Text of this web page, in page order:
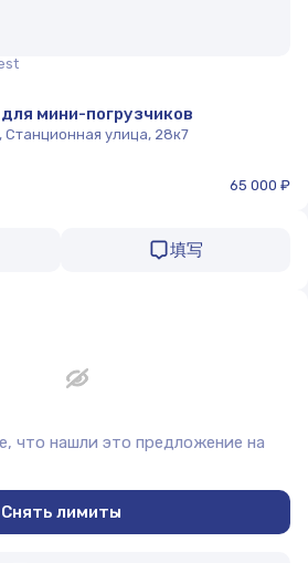
мини-погрузчиков
Станционная улица, 28к7
65 000 ₽
填写
что нашли это предложение на
Снять лимиты